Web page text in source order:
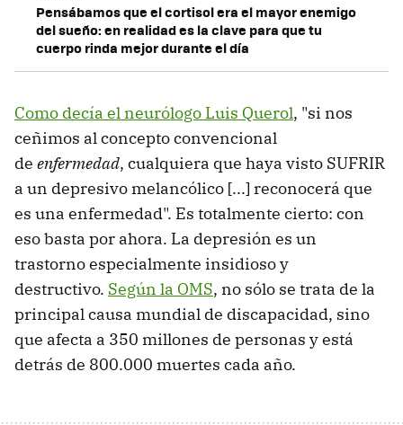
Pensábamos que el cortisol era el mayor enemigo
del sueño: en realidad es la clave para que tu
cuerpo rinda mejor durante el día
Como decía el neurólogo Luis Querol, "si nos
ceñimos al concepto convencional
de enfermedad, cualquiera que haya visto SUFRIR
a un depresivo melancólico [...] reconocerá que
es una enfermedad". Es totalmente cierto: con
eso basta por ahora. La depresión es un
trastorno especialmente insidioso y
destructivo. Según la OMS, no sólo se trata de la
principal causa mundial de discapacidad, sino
que afecta a 350 millones de personas y está
detrás de 800.000 muertes cada año.